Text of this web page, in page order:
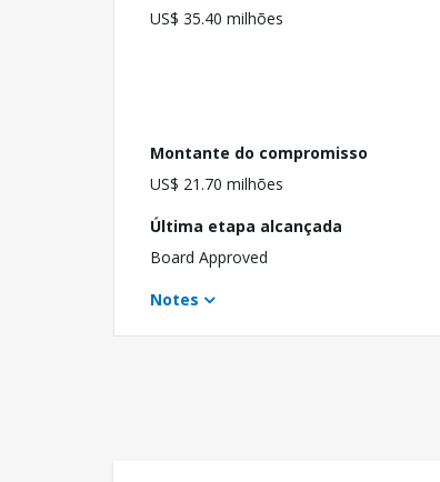
US$ 35.40 milhões
Montante do compromisso
US$ 21.70 milhões
Última etapa alcançada
Board Approved
Notes